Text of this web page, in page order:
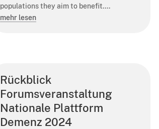
populations they aim to benefit....
mehr lesen
Rückblick
Forumsveranstaltung
Nationale Plattform
Demenz 2024